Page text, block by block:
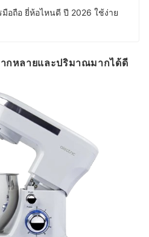
มือถือ ยี่ห้อไหนดี ปี 2026 ใช้ง่าย
กหลายและปริมาณมากได้ดี